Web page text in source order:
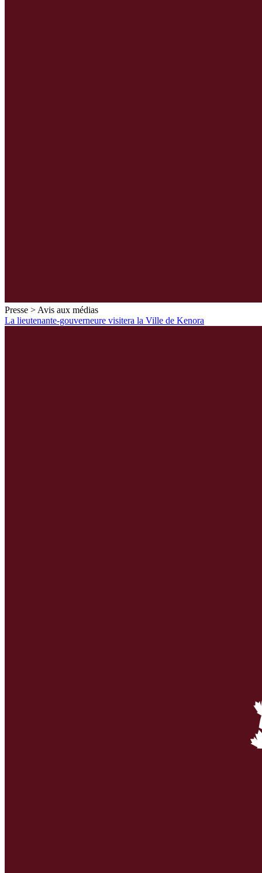
Presse > Avis aux médias
La lieutenante-gouverneure visitera la Ville de Kenora